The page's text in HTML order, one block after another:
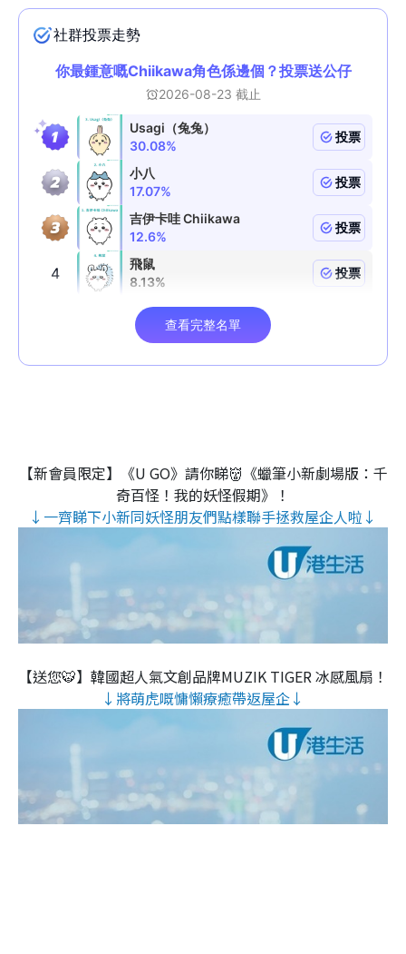
【新會員限定】《U GO》請你睇👹《蠟筆小新劇場版：千
奇百怪！我的妖怪假期》！
↓一齊睇下小新同妖怪朋友們點樣聯手拯救屋企人啦↓
【送您🐯】韓國超人氣文創品牌MUZIK TIGER 冰感風扇！
↓將萌虎嘅慵懶療癒帶返屋企↓